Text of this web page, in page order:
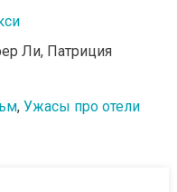
Ли, Патриция
, Ужасы про отели